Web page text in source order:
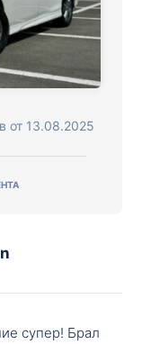
от 13.08.2025
супер! Брал